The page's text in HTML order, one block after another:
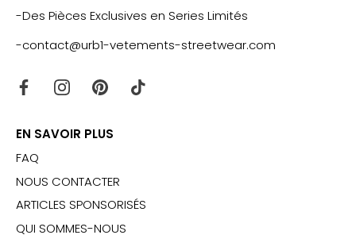
-Des Pièces Exclusives en Series Limités
-contact@urb1-vetements-streetwear.com
EN SAVOIR PLUS
FAQ
NOUS CONTACTER
ARTICLES SPONSORISÉS
QUI SOMMES-NOUS